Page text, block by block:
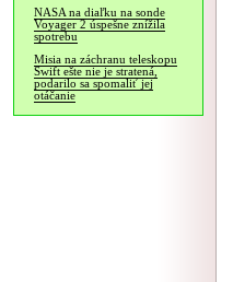
NASA na diaľku na sonde
Voyager 2 úspešne znížila
spotrebu
Misia na záchranu teleskopu
Swift ešte nie je stratená,
podarilo sa spomaliť jej
otáčanie